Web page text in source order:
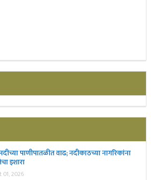
पाणीपातळीत वाढ; नदीकाठच्या नागरिकांना
इशारा
2026